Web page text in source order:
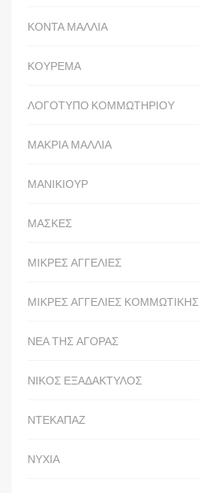
ΚΟΝΤΑ ΜΑΛΛΙΑ
ΚΟΥΡΕΜΑ
ΛΟΓΟΤΥΠΟ ΚΟΜΜΩΤΗΡΙΟΥ
ΜΑΚΡΙΑ ΜΑΛΛΙΑ
ΜΑΝΙΚΙΟΥΡ
ΜΑΣΚΕΣ
ΜΙΚΡΕΣ ΑΓΓΕΛΙΕΣ
ΜΙΚΡΕΣ ΑΓΓΕΛΙΕΣ ΚΟΜΜΩΤΙΚΗΣ
ΝΕΑ ΤΗΣ ΑΓΟΡΑΣ
ΝΙΚΟΣ ΕΞΑΔΑΚΤΥΛΟΣ
ΝΤΕΚΑΠΑΖ
ΝΥΧΙΑ